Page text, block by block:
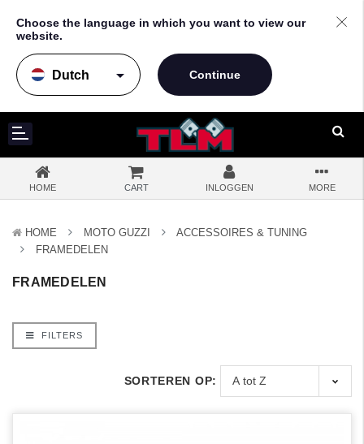
Choose the language in which you want to view our
website.
arrow_drop_down
HOME CART INLOGGEN MORE
HOME MOTO GUZZI
ACCESSOIRES & TUNING
FRAMEDELEN
FRAMEDELEN
FILTERS
SORTEREN OP: